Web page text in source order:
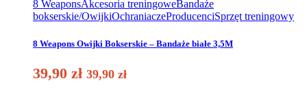
8 WeaponsAkcesoria treningoweBandaże
bokserskie/OwijkiOchraniaczeProducenciSprzęt treningowy
8 Weapons Owijki Bokserskie – Bandaże białe 3,5M
39,90 zł 39,90 zł